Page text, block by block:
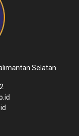
Selatan